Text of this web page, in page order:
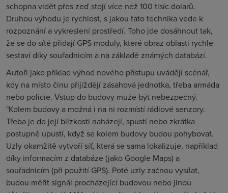
schopna vidět přes zeď stojí více než 100 tisíc dolarů.
Druhou výhodu je rychlost, s jakou tato technika vede k
rozpoznání a vykreslení prostředí. Toho jde dosáhnout tak,
že se do sítě přidají GPS moduly, které obraz oblasti rychle
sestaví díky souřadnicím a na základě známých databází.
Autoři jako příklad výhod nového přístupu uvádějí scénář,
kdy na místo činu přijíždějí zásahová jednotka, třeba armáda
nebo policie. Vstup do budovy může být nebezpečný.
"Kolem budovy a možná i na ni rozmístí rádiové senzory.
Třeba je do její blízkosti naházejí, spustí nebo zkrátka
postupně upustí, když se kolem budovy budou pohybovat.
Uzly okamžitě vytvoří síť, která se sama lokalizuje, například
díky informacím z databáze (jako Google Maps) a
souřadnicím (při použití GPS). Poté uzly začnou vysílat,
budou měřit signál procházející budovou nebo jinou